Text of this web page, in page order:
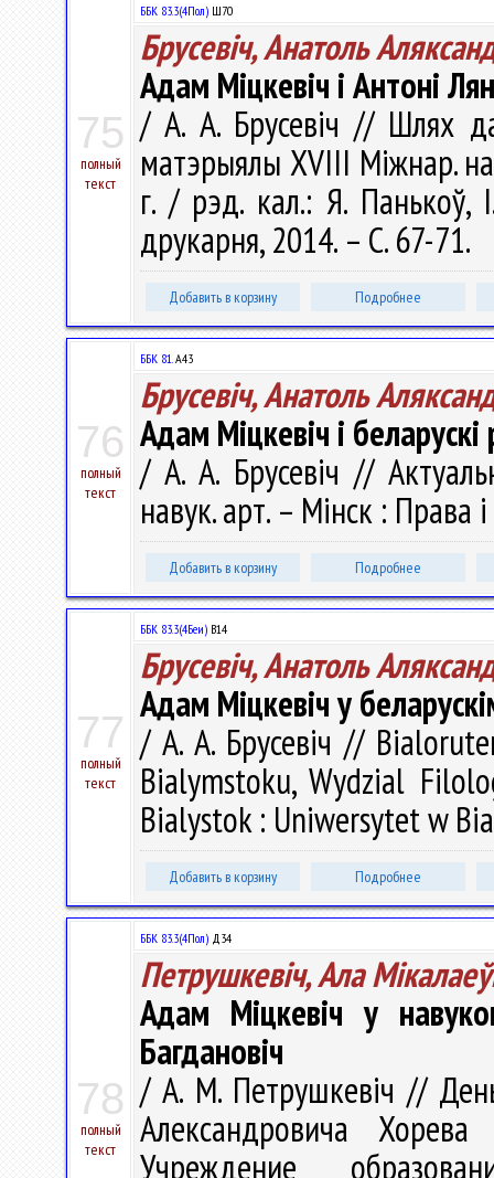
75
полный
текст
ББК 83.3(4Пол) Ш70
Брусевіч, Анатоль
Адам Міцкевіч і Антоні
/ А. А. Брусевіч // Шлях
матэрыялы XVIII Міжнар.
г. / рэд. кал.: Я. Панькоў,
друкарня, 2014. – С. 67-71.
Добавить в корзину Подробнее
76
полный
текст
ББК 81.А43
Брусевіч, Анатоль
Адам Міцкевіч і
/ А. А. Брусевіч //
навук. арт. – Мінск : Права
Добавить в корзину Подробнее
77
полный
текст
ББК 83.3(4Беи) В14
Брусевіч, Анатоль
Адам Міцкевіч у
/ А. А. Брусевіч //
Bialymstoku, Wydzial
Bialystok : Uniwersytet w
Добавить в корзину Подробнее
78
полный
текст
ББК 83.3(4Пол) Д34
Петрушкевіч, Ала
Адам Міцкевіч у
Багдановіч
/ А. М. Петрушкевіч //
Александровича
Учреждение